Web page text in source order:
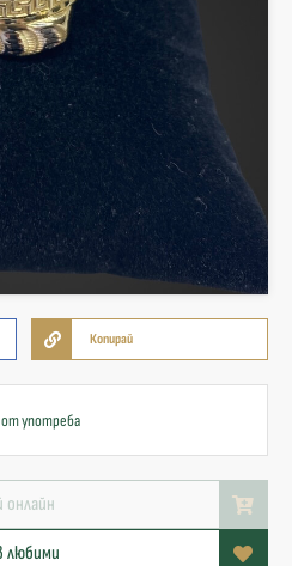
Копирай
от употреба
онлайн
любими